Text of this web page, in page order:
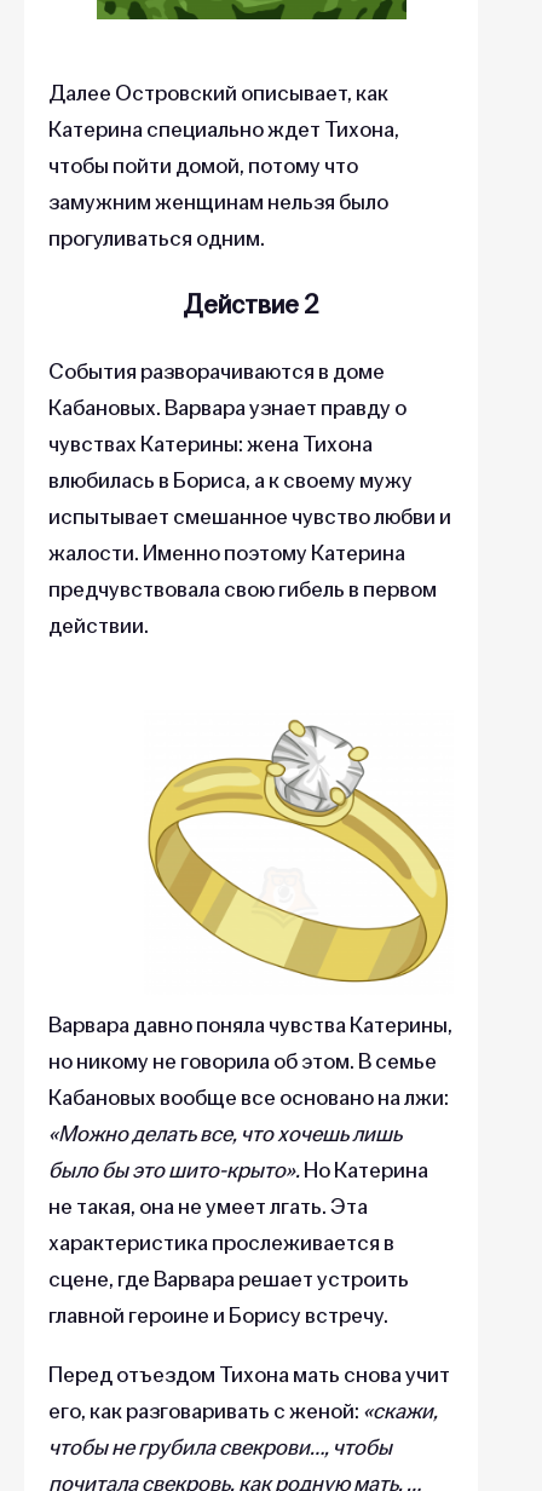
Далее Островский описывает, как
Катерина специально ждет Тихона,
чтобы пойти домой, потому что
замужним женщинам нельзя было
прогуливаться одним.
Действие 2
События разворачиваются в доме
Кабановых. Варвара узнает правду о
чувствах Катерины: жена Тихона
влюбилась в Бориса, а к своему мужу
испытывает смешанное чувство любви и
жалости. Именно поэтому Катерина
предчувствовала свою гибель в первом
действии.
Варвара давно поняла чувства Катерины,
но никому не говорила об этом. В семье
Кабановых вообще все основано на лжи:
«Можно делать все, что хочешь лишь
было бы это шито-крыто».Но Катерина
не такая, она не умеет лгать. Эта
характеристика прослеживается в
сцене, где Варвара решает устроить
главной героине и Борису встречу.
Перед отъездом Тихона мать снова учит
его, как разговаривать с женой: «скажи,
чтобы не грубила свекрови…, чтобы
почитала свекровь, как родную мать, …